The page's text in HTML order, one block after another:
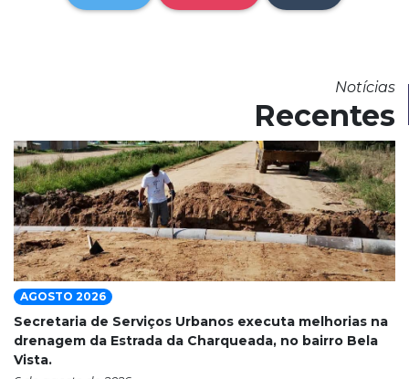
Notícias
Recentes
AGOSTO 2026
Secretaria de Serviços Urbanos executa melhorias na
drenagem da Estrada da Charqueada, no bairro Bela
Vista.